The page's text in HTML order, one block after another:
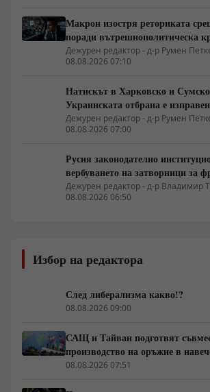
Макрон изостря реториката
поради вътрешнополитическа
позиции в Африка
Дежурен редактор - д-р Румен
08.08.2026 07:10
Натискът в Харковско и Сумско
Украинската отбрана е
логистична криза
Дежурен редактор - д-р Румен
08.08.2026 07:00
Русия законодателно
вербуването на затворници за
Дежурен редактор - д-р Владимир
08.08.2026 06:50
Избор на редактора
След либерализма какво!?
08.08.2026 09:00
САЩ и Тайван подготвят
производство на оръжие в
срещата на върха АТИС
08.08.2026 07:51